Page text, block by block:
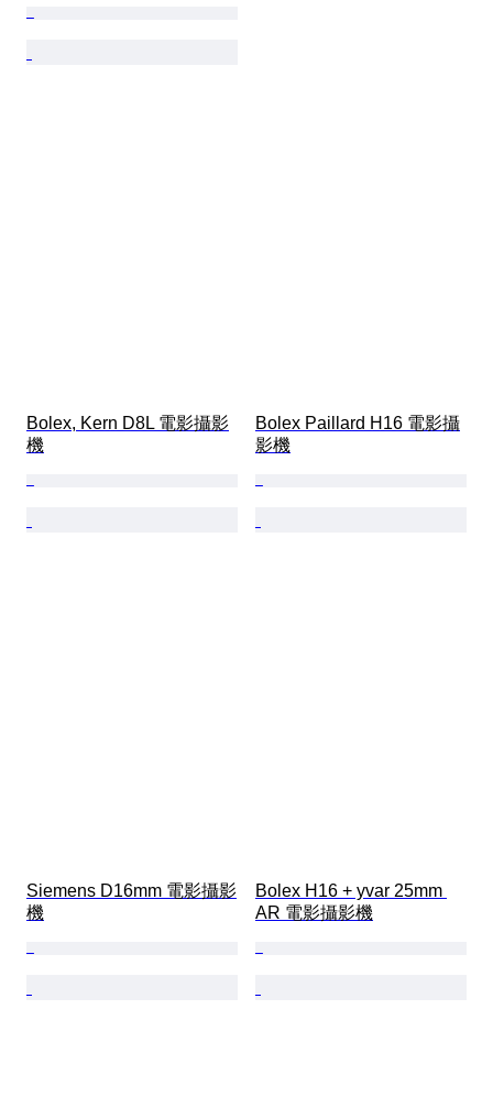
Bolex, Kern D8L 電影攝影
機
Bolex Paillard H16 電影攝
影機
Siemens D16mm 電影攝影
機
Bolex H16 + yvar 25mm
AR 電影攝影機